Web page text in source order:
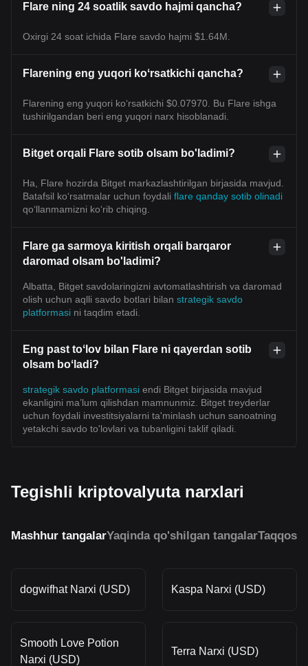
Flare ning 24 soatlik savdo hajmi qancha?
Oxirgi 24 soat ichida Flare savdo hajmi $1.64M.
Flarening eng yuqori koʻrsatkichi qancha?
Flarening eng yuqori ko‘rsatkichi $0.07970. Bu Flare ishga
tushirilgandan beri eng yuqori narx hisoblanadi.
Bitget orqali Flare sotib olsam bo'ladimi?
Ha, Flare hozirda Bitget markazlashtirilgan birjasida mavjud.
Batafsil koʻrsatmalar uchun foydali flare qanday sotib olinadi
qoʻllanmamizni koʻrib chiqing.
Flare ga sarmoya kiritish orqali barqaror
daromad olsam bo'ladimi?
Albatta, Bitget savdolaringizni avtomatlashtirish va daromad
olish uchun aqlli savdo botlari bilan strategik savdo
platformasi ni taqdim etadi.
Eng past toʻlov bilan Flare ni qayerdan sotib
olsam boʻladi?
strategik savdo platformasi endi Bitget birjasida mavjud
ekanligini ma’lum qilishdan mamnunmiz. Bitget treyderlar
uchun foydali investitsiyalarni ta'minlash uchun sanoatning
yetakchi savdo to'lovlari va tubanligini taklif qiladi.
Tegishli kriptovalyuta narxlari
Mashhur tangalarYaqinda qo'shilgan tangalar
dogwifhat Narxi (USD) Kaspa Narxi (USD)
Smooth Love Potion
Narxi (USD)
Terra Narxi (USD)